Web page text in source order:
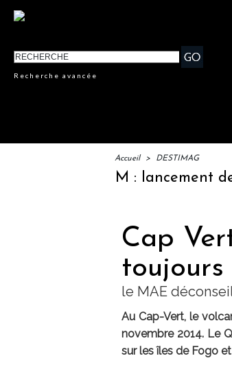
Recherche avancée
Accueil > DESTIMAG
IFTM : lancement des
Cap
le MAE
Au Cap-Vert, le
novembre 2014. Le
sur les îles de Fogo